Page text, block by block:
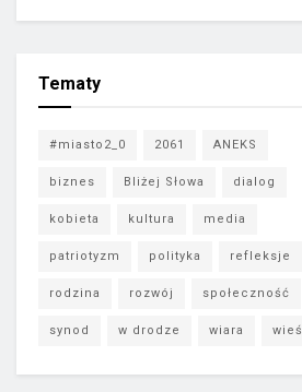
Tematy
#miasto2_0 2061 ANEKS
biznes Bliżej Słowa dialog
kobieta kultura media
patriotyzm polityka refleksje
rodzina rozwój społeczność
synod w drodze wiara wieś